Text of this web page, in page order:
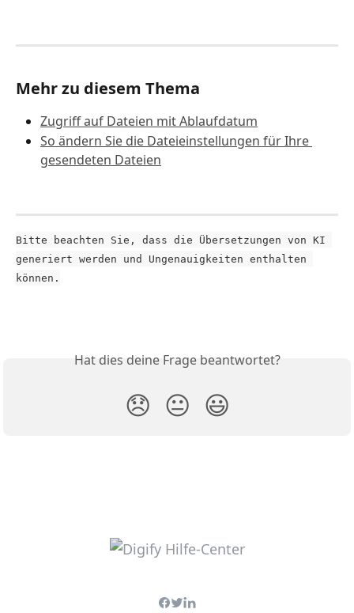
Mehr zu diesem Thema
Zugriff auf Dateien mit Ablaufdatum
So ändern Sie die Dateieinstellungen für Ihre
gesendeten Dateien
Bitte beachten Sie, dass die Übersetzungen von KI
generiert werden und Ungenauigkeiten enthalten
können.
Hat dies deine Frage beantwortet?
😞 😐 😃